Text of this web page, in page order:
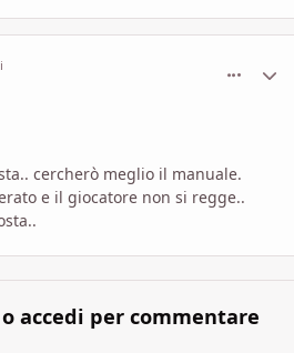
cercherò meglio il manuale.
e il giocatore non si regge..
accedi per commentare